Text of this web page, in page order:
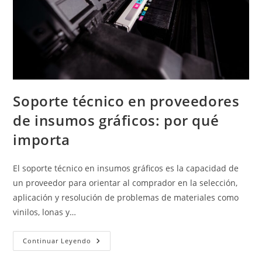
Soporte técnico en proveedores
de insumos gráficos: por qué
importa
El soporte técnico en insumos gráficos es la capacidad de
un proveedor para orientar al comprador en la selección,
aplicación y resolución de problemas de materiales como
vinilos, lonas y…
Continuar Leyendo Soporte
Técnico